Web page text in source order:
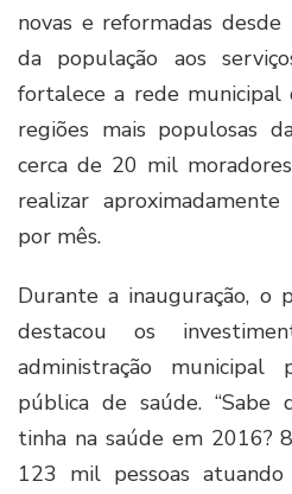
novas e reformadas
da população aos
fortalece a rede municipal
regiões mais populosas
cerca de 20 mil
realizar
por mês.
Durante a inauguração, o
destacou os
administração
pública de saúde. “Sabe
tinha na saúde em 2016?
123 mil pessoas